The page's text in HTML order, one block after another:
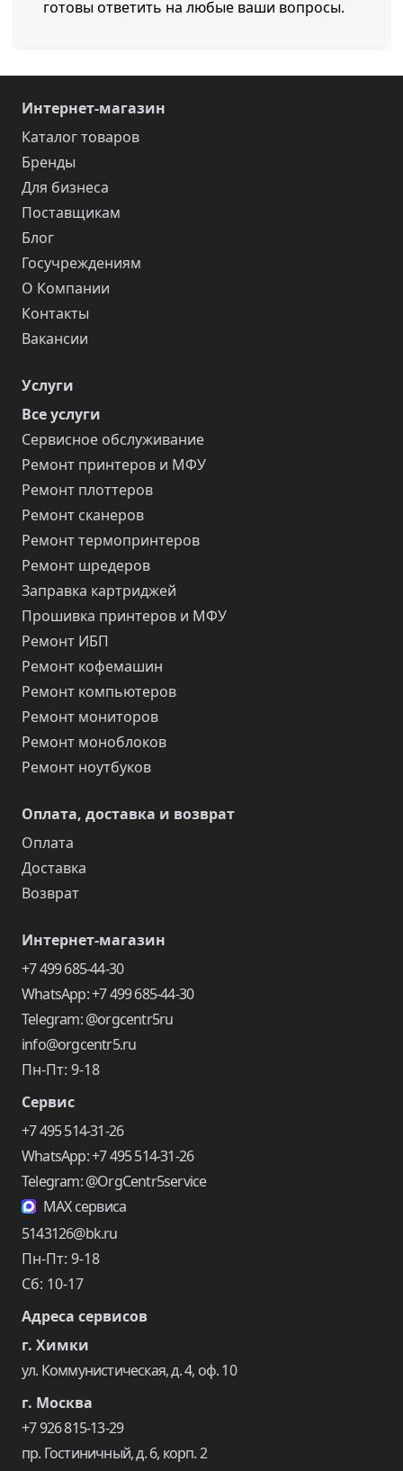
готовы ответить на любые ваши вопросы.
Интернет-магазин
Каталог товаров
Бренды
Для бизнеса
Поставщикам
Блог
Госучреждениям
О Компании
Контакты
Вакансии
Услуги
Все услуги
Сервисное обслуживание
Ремонт принтеров и МФУ
Ремонт плоттеров
Ремонт сканеров
Ремонт термопринтеров
Ремонт шредеров
Заправка картриджей
Прошивка принтеров и МФУ
Ремонт ИБП
Ремонт кофемашин
Ремонт компьютеров
Ремонт мониторов
Ремонт моноблоков
Ремонт ноутбуков
Оплата, доставка и возврат
Оплата
Доставка
Возврат
Интернет-магазин
+7 499 685-44-30
WhatsApp: +7 499 685-44-30
Telegram: @orgcentr5ru
info@orgcentr5.ru
Пн-Пт: 9-18
Сервис
+7 495 514-31-26
WhatsApp: +7 495 514-31-26
Telegram: @OrgCentr5service
MAX сервиса
5143126@bk.ru
Пн-Пт: 9-18
Сб: 10-17
Адреса сервисов
г. Химки
ул. Коммунистическая, д. 4, оф. 10
г. Москва
+7 926 815-13-29
пр. Гостиничный, д. 6, корп. 2